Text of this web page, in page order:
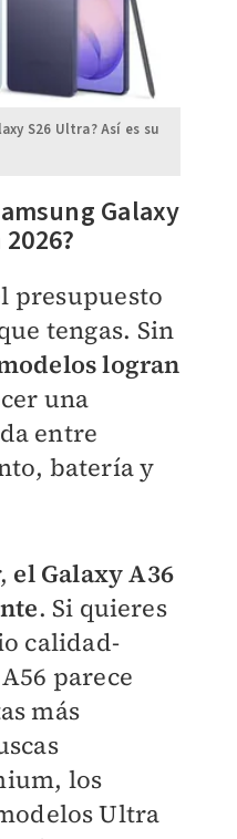
S26 Ultra? Así es su
Galaxy
presupuesto
tengas. Sin
logran
una
entre
batería y
el Galaxy A36
. Si quieres
calidad-
parece
más
los
Ultra